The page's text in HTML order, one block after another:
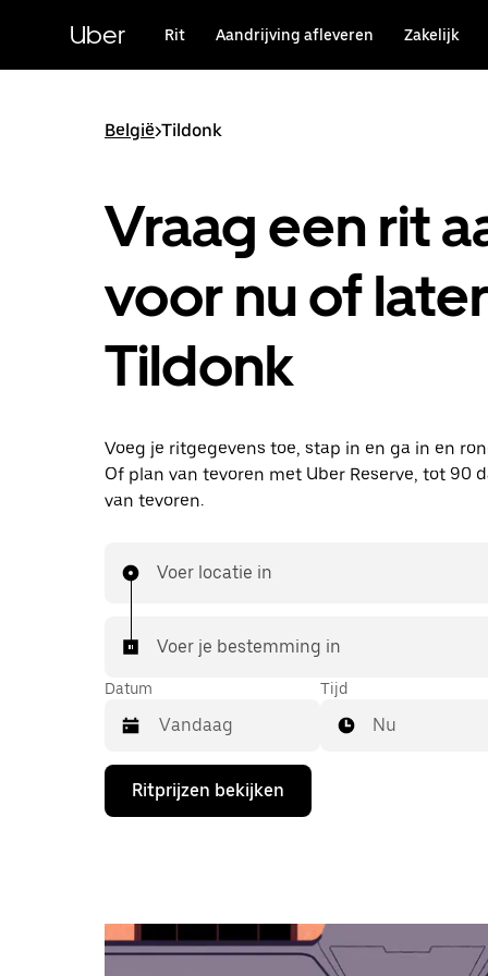
hoofdinhoudUber Rit Aandrijving afleveren Zakelijk
België>Tildonk
Vraag een rit
voor nu of
Tildonk
Voeg je ritgegevens toe, stap in en ga in en
Of plan van tevoren met Uber Reserve, tot 90
van tevoren.
Voer locatie in
Voer je bestemming in
Datum
Druk
de
te
openen
Tijd
Nu
Ritprijzen bekijken